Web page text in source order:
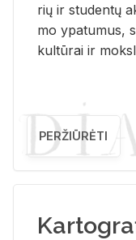
rių ir stu­den­tų
mo ypa­tu­mus,
kul­tū­rai ir
PERŽIŪRĖTI